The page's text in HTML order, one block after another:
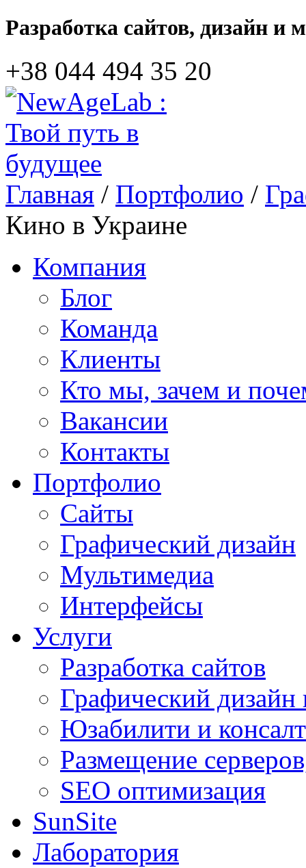
Разработка сайтов, дизайн и
+38 044‎ 494 35 20
Главная / Портфолио /
Кино в Украине
Компания
Блог
Команда
Клиенты
Кто мы, зачем и
Вакансии
Контакты
Портфолио
Сайты
Графический дизайн
Мультимедиa
Интерфейсы
Услуги
Разработка сайтов
Графический дизайн
Юзабилити и
Размещение
SEO оптимизация
SunSite
Лаборатория